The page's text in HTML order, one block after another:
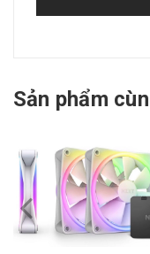
Sản phẩm